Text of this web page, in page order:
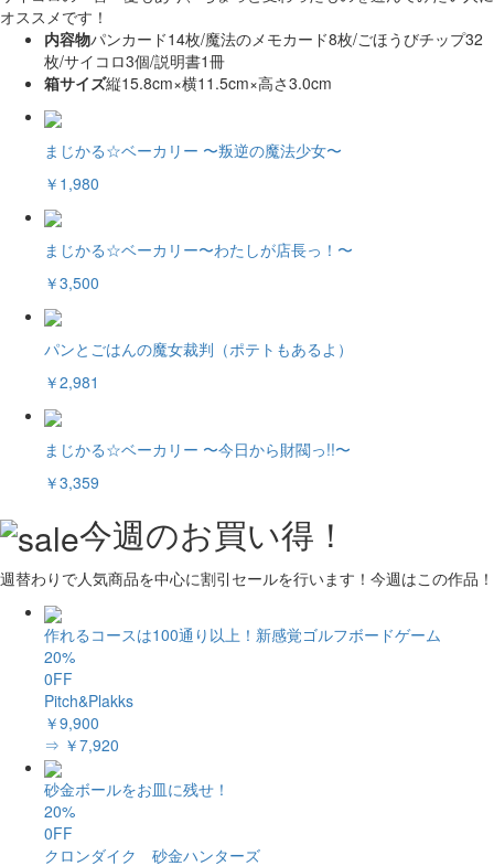
オススメです！
内容物パンカード14枚/魔法のメモカード8枚/ごほうびチップ32
枚/サイコロ3個/説明書1冊
箱サイズ縦15.8cm×横11.5cm×高さ3.0cm
まじかる☆ベーカリー 〜叛逆の魔法少女〜
￥1,980
まじかる☆ベーカリー〜わたしが店長っ！〜
￥3,500
パンとごはんの魔女裁判（ポテトもあるよ）
￥2,981
まじかる☆ベーカリー 〜今日から財閥っ!!〜
￥3,359
今週のお買い得！
週替わりで人気商品を中心に割引セールを行います！今週はこの作品！
作れるコースは100通り以上！新感覚ゴルフボードゲーム
20%
0FF
Pitch&Plakks
￥9,900
⇒ ￥7,920
砂金ボールをお皿に残せ！
20%
0FF
クロンダイク 砂金ハンターズ